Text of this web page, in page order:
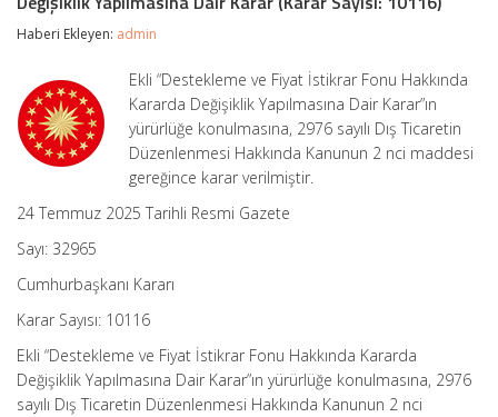
İstikrar
Fonu
Değişiklik
Yapılmasına
Dair
Karar
(Karar
Sayısı:
için
Haberi Ekleyen: admin
Ekli “Destekleme ve Fiyat İstikrar Fonu Hakkında
Kararda Değişiklik Yapılmasına Dair Karar”ın
yürürlüğe konulmasına, 2976 sayılı Dış Ticaretin
Düzenlenmesi Hakkında Kanunun 2 nci maddesi
gereğince karar verilmiştir.
24 Temmuz 2025 Tarihli Resmi Gazete
Sayı: 32965
Cumhurbaşkanı Kararı
Karar Sayısı: 10116
Ekli “Destekleme ve Fiyat İstikrar Fonu Hakkında Kararda
Değişiklik Yapılmasına Dair Karar”ın yürürlüğe konulmasına, 2976
sayılı Dış Ticaretin Düzenlenmesi Hakkında Kanunun 2 nci